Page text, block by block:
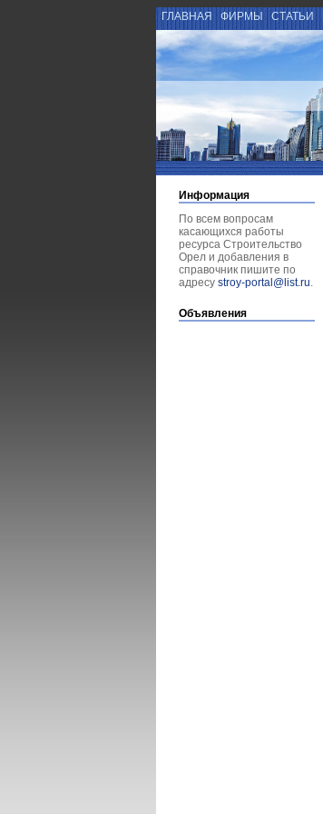
ГЛАВНАЯ ФИРМЫ СТАТЬИ
Информация
По всем вопросам
касающихся работы
ресурса Строительство
Орел и добавления в
справочник пишите по
адресу stroy-portal@list.ru.
Объявления